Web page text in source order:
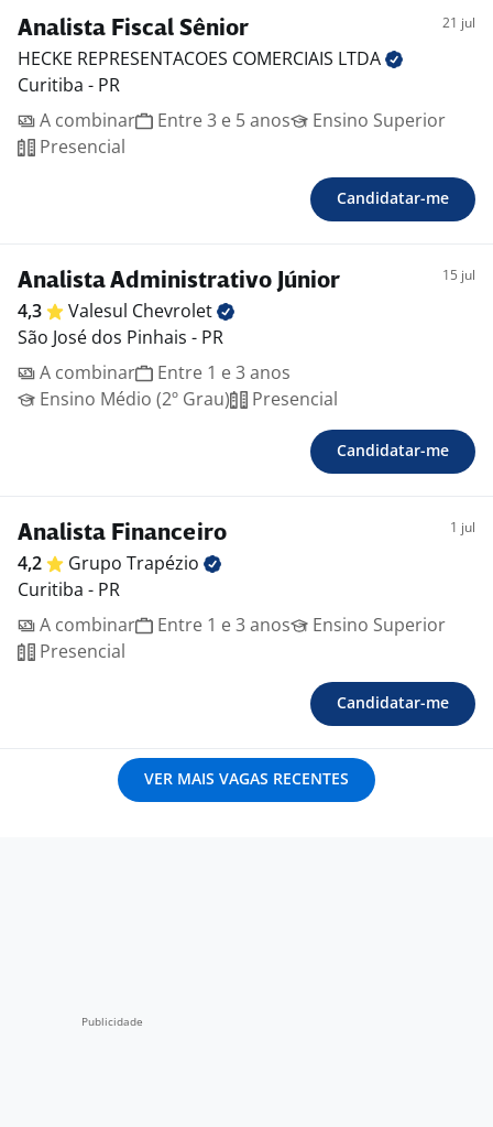
Analista Fiscal Sênior 21 jul
HECKE REPRESENTACOES COMERCIAIS LTDA
Curitiba - PR
A combinar
Entre 3 e 5 anos
Ensino Superior
Presencial
Candidatar-me
Analista Administrativo Júnior 15 jul
4,3 Valesul Chevrolet
São José dos Pinhais - PR
A combinar
Entre 1 e 3 anos
Ensino Médio (2º Grau)
Presencial
Candidatar-me
Analista Financeiro 1 jul
4,2 Grupo Trapézio
Curitiba - PR
A combinar
Entre 1 e 3 anos
Ensino Superior
Presencial
Candidatar-me
VER MAIS VAGAS RECENTES